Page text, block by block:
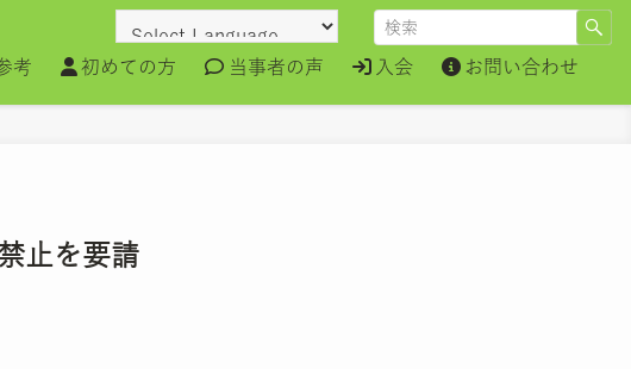
考 初めての方 当事者の声 入会 お問い合わせ
止を要請